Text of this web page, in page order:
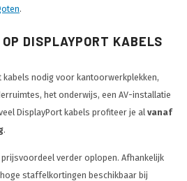
.
DISPLAYPORT KABELS
kabels nodig voor kantoorwerkplekken,
het onderwijs, een AV-installatie
DisplayPort kabels profiteer je al vanaf
.
verder oplopen. Afhankelijk
staffelkortingen beschikbaar bij